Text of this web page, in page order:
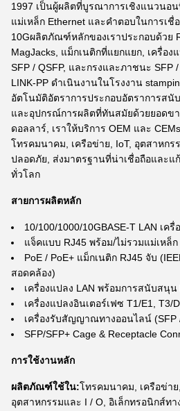
1997 เป็นผู้ผลิตที่บูรณาการเชิงแนวนอ
แม่เหล็ก Ethernet และคําตอบในการเชื่
10Gผลิตภัณฑ์หลักของเราประกอบด้วย
MagJacks, แม็กเนติกที่แยกแยก, เครื่อง
SFP / QSFP, และกรงและภาชนะ SFP /
LINK-PP ดําเนินงานในโรงงาน
อัตโนมัติอัตราการประกอบอัตราการส
และอุปกรณ์การผลิตที่ทันสมัยด้วยยอดข
ดอลลาร์, เราให้บริการ OEM และ
โทรคมนาคม, เครือข่าย, IoT, อุตสาหก
ปลอดภัย, ส่งมาตรฐานที่น่าเชื่อถือและแ
ทั่วโลก
สายการผลิตหลัก
10/100/1000/10GBASE-T LAN เค
แจ็คแบบ RJ45 พร้อม/ไม่รวมแม่เหล็ก
PoE / PoE+ แม็กเนติก RJ45 จับ
สอดคล้อง)
เครื่องแปลง LAN พร้อมการสนับสนุน
เครื่องแปลงอินเตอร์เฟซ T1/E1, T3/
เครื่องรับสัญญาณทางออนไลน์ (SFP
SFP/SFP+ Cage & Receptacle
การใช้งานหลัก
ผลิตภัณฑ์ใช้ใน:โทรคมนาคม, เครือข่า
อุตสาหกรรมและ I / O, อิเล็กทรอนิกส์ท